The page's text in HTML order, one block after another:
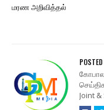
மரண அறிவித்தல்
Joint